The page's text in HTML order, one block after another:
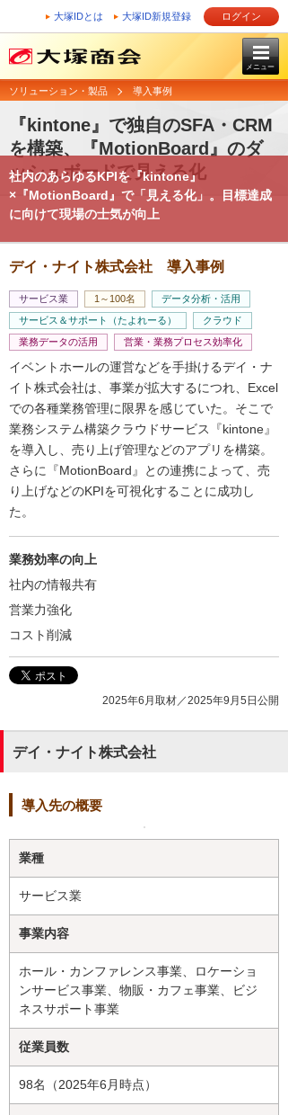
大塚IDとは 大塚ID新規登録 ログイン
メニュー
ソリューション・製品 導入事例
『kintone』で独自のSFA・CRM
を構築、『MotionBoard』のダ
ッシュボードで見える化
社内のあらゆるKPIを『kintone』
×『MotionBoard』で「見える化」。目標達成
に向けて現場の士気が向上
デイ・ナイト株式会社 導入事例
サービス業 1～100名
データ分析・活用
サービス＆サポート（たよれーる）
クラウド
業務データの活用
営業・業務プロセス効率化
イベントホールの運営などを手掛けるデイ・ナ
イト株式会社は、事業が拡大するにつれ、Excel
での各種業務管理に限界を感じていた。そこで
業務システム構築クラウドサービス『kintone』
を導入し、売り上げ管理などのアプリを構築。
さらに『MotionBoard』との連携によって、売
り上げなどのKPIを可視化することに成功し
た。
業務効率の向上
社内の情報共有
営業力強化
コスト削減
2025年6月取材／2025年9月5日公開
デイ・ナイト株式会社
導入先の概要
業種
サービス業
事業内容
ホール・カンファレンス事業、ロケーショ
ンサービス事業、物販・カフェ事業、ビジ
ネスサポート事業
従業員数
98名（2025年6月時点）